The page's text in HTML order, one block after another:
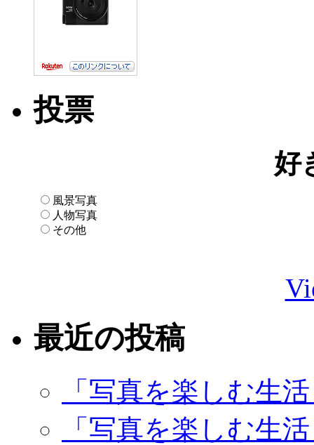
投票
好
風景写真
人物写真
その他
最近の投稿
「写真を楽しむ生
「写真を楽しむ生